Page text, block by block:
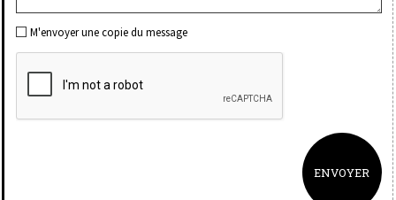
M'envoyer une copie du message